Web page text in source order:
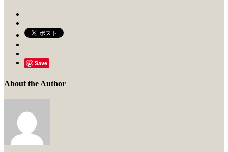
Save
About the Author